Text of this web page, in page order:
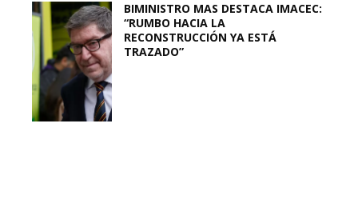
BIMINISTRO MAS DESTACA IMACEC:
“RUMBO HACIA LA
RECONSTRUCCIÓN YA ESTÁ
TRAZADO”